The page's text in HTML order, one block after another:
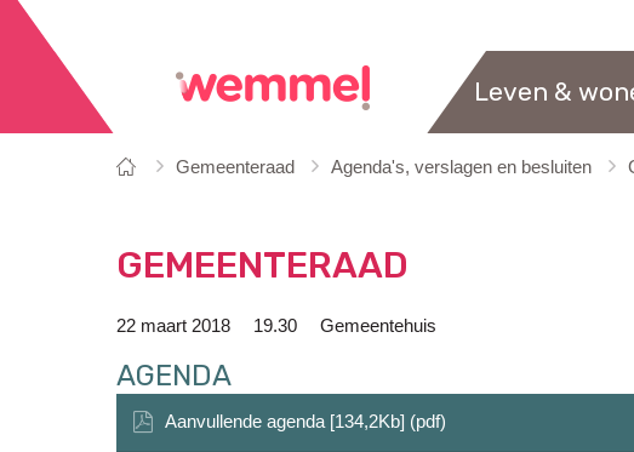
Leven &
bent
Startpagina
Gemeenteraad Agenda's, verslagen en besluiten
GEMEENTERAAD
22 maart 2018 19.30 Gemeentehuis
AGENDA
Aanvullende agenda [134,2Kb] (pdf)